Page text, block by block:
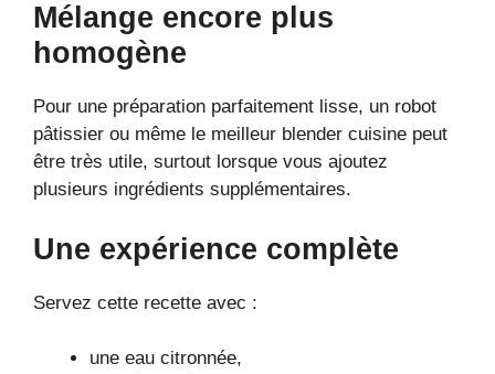
Mélange encore plus
homogène
Pour une préparation parfaitement lisse, un robot
pâtissier ou même le meilleur blender cuisine peut
être très utile, surtout lorsque vous ajoutez
plusieurs ingrédients supplémentaires.
Une expérience complète
Servez cette recette avec :
une eau citronnée,